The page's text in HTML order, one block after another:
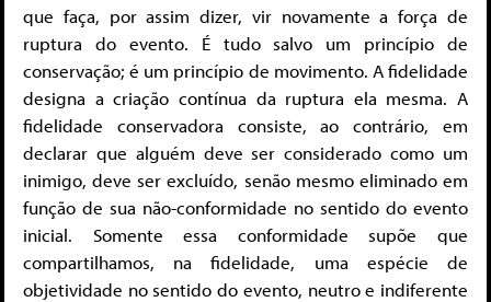
que faça, por assim dizer, vir novamente a força de
ruptura do evento. É tudo salvo um princípio de
conservação; é um princípio de movimento. A fidelidade
designa a criação contínua da ruptura ela mesma. A
fidelidade conservadora consiste, ao contrário, em
declarar que alguém deve ser considerado como um
inimigo, deve ser excluído, senão mesmo eliminado em
função de sua não-conformidade no sentido do evento
inicial. Somente essa conformidade supõe que
compartilhamos, na fidelidade, uma espécie de
objetividade no sentido do evento, neutro e indiferente